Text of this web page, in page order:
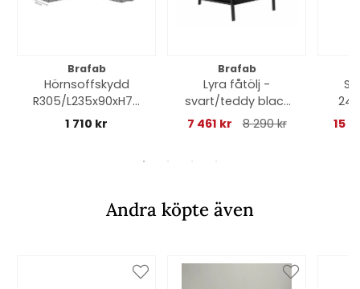
Brafab
Hörnsoffskydd
R305/L235x90xH70
cm, andas - svart
1 710 kr
Brafab
Lyra fåtölj -
svart/teddy black
dyna
7 461 kr 8 290 kr 15
Andra köpte även